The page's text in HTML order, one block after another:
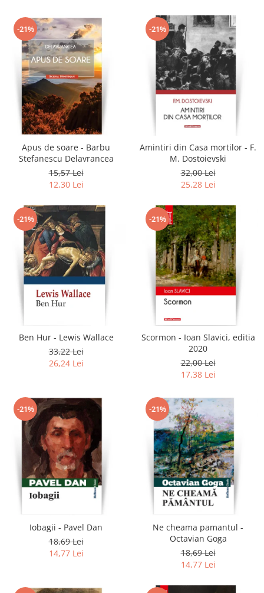
-21%
Apus de soare - Barbu
Stefanescu Delavrancea
15,57 Lei
12,30 Lei
-21%
Amintiri din Casa mortilor - F.
M. Dostoievski
32,00 Lei
25,28 Lei
-21%
Ben Hur - Lewis Wallace
33,22 Lei
26,24 Lei
-21%
Scormon - Ioan Slavici, editia
2020
22,00 Lei
17,38 Lei
-21%
Iobagii - Pavel Dan
18,69 Lei
14,77 Lei
-21%
Ne cheama pamantul -
Octavian Goga
18,69 Lei
14,77 Lei